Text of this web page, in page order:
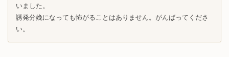
いました。
誘発分娩になっても怖がることはありません。がんばってくださ
い。